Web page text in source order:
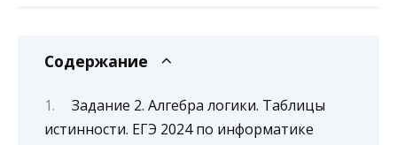
Содержание
Задание 2. Алгебра логики. Таблицы
истинности. ЕГЭ 2024 по информатике